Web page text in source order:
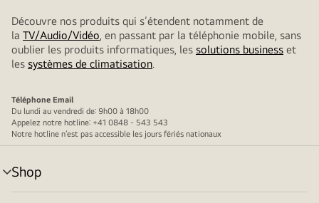
Découvre nos produits qui s’étendent notamment de
la TV/Audio/Vidéo, en passant par la téléphonie mobile, sans
oublier les produits informatiques, les solutions business et
les systèmes de climatisation.
Téléphone Email
Du lundi au vendredi de: 9h00 à 18h00
Appelez notre hotline: +41 0848 - 543 543
Notre hotline n’est pas accessible les jours fériés nationaux
Shop
menu
déroulant